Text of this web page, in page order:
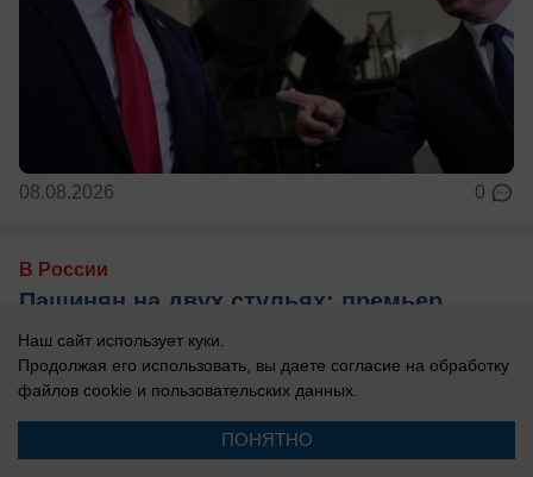
08.08.2026 0
В России
Пашинян на двух стульях: премьер
Армении уклоняется от проведения
референдума о вступлении в ЕС
Премьер Армении хочет получать нефть и газ из
РФ, поэтому откладывает референдум о
Наш сайт использует куки.
Продолжая его использовать, вы даете согласие на обработку
файлов cookie и пользовательских данных.
ПОНЯТНО